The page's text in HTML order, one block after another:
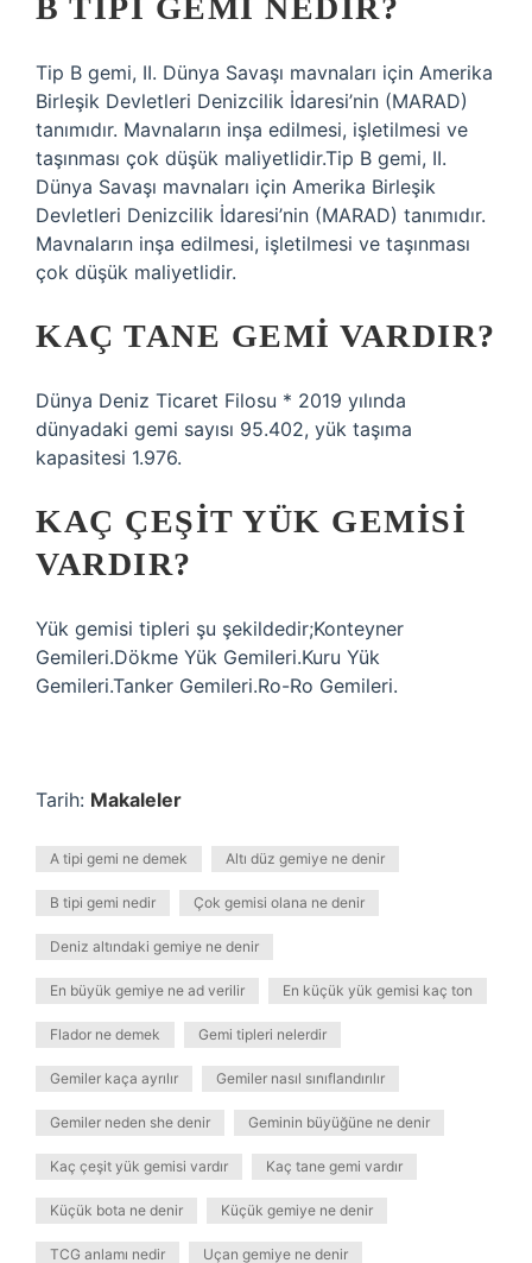
B TIPI GEMI NEDIR?
Tip B gemi, II. Dünya Savaşı mavnaları için Amerika
Birleşik Devletleri Denizcilik İdaresi’nin (MARAD)
tanımıdır. Mavnaların inşa edilmesi, işletilmesi ve
taşınması çok düşük maliyetlidir.Tip B gemi, II.
Dünya Savaşı mavnaları için Amerika Birleşik
Devletleri Denizcilik İdaresi’nin (MARAD) tanımıdır.
Mavnaların inşa edilmesi, işletilmesi ve taşınması
çok düşük maliyetlidir.
KAÇ TANE GEMI VARDIR?
Dünya Deniz Ticaret Filosu * 2019 yılında
dünyadaki gemi sayısı 95.402, yük taşıma
kapasitesi 1.976.
KAÇ ÇEŞIT YÜK GEMISI
VARDIR?
Yük gemisi tipleri şu şekildedir;Konteyner
Gemileri.Dökme Yük Gemileri.Kuru Yük
Gemileri.Tanker Gemileri.Ro-Ro Gemileri.
Tarih: Makaleler
A tipi gemi ne demek Altı düz gemiye ne denir
B tipi gemi nedir Çok gemisi olana ne denir
Deniz altındaki gemiye ne denir
En büyük gemiye ne ad verilir En küçük yük gemisi kaç ton
Flador ne demek Gemi tipleri nelerdir
Gemiler kaça ayrılır Gemiler nasıl sınıflandırılır
Gemiler neden she denir Geminin büyüğüne ne denir
Kaç çeşit yük gemisi vardır Kaç tane gemi vardır
Küçük bota ne denir Küçük gemiye ne denir
TCG anlamı nedir Uçan gemiye ne denir